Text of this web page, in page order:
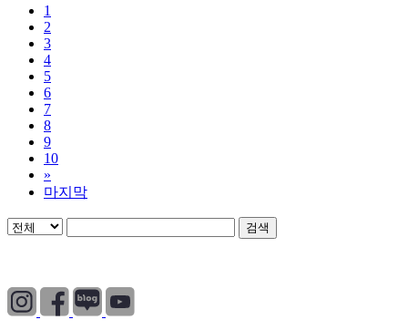
1
2
3
4
5
6
7
8
9
10
»
마지막
검색